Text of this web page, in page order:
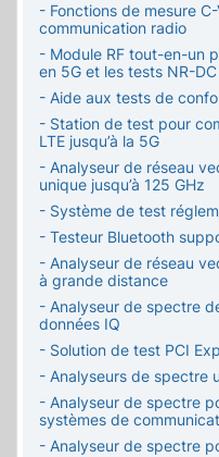
- Fonctions de mesure
communication radio
- Module RF tout-en-un
en 5G et les tests NR-DC
- Aide aux tests de
- Station de test pour
LTE jusqu’à la 5G
- Analyseur de réseau
unique jusqu’à 125 GHz
- Système de test
- Testeur Bluetooth
- Analyseur de réseau
à grande distance
- Analyseur de spectre
données IQ
- Solution de test PCI
- Analyseurs de spectre
- Analyseur de spectre
systèmes de
- Analyseur de spectre